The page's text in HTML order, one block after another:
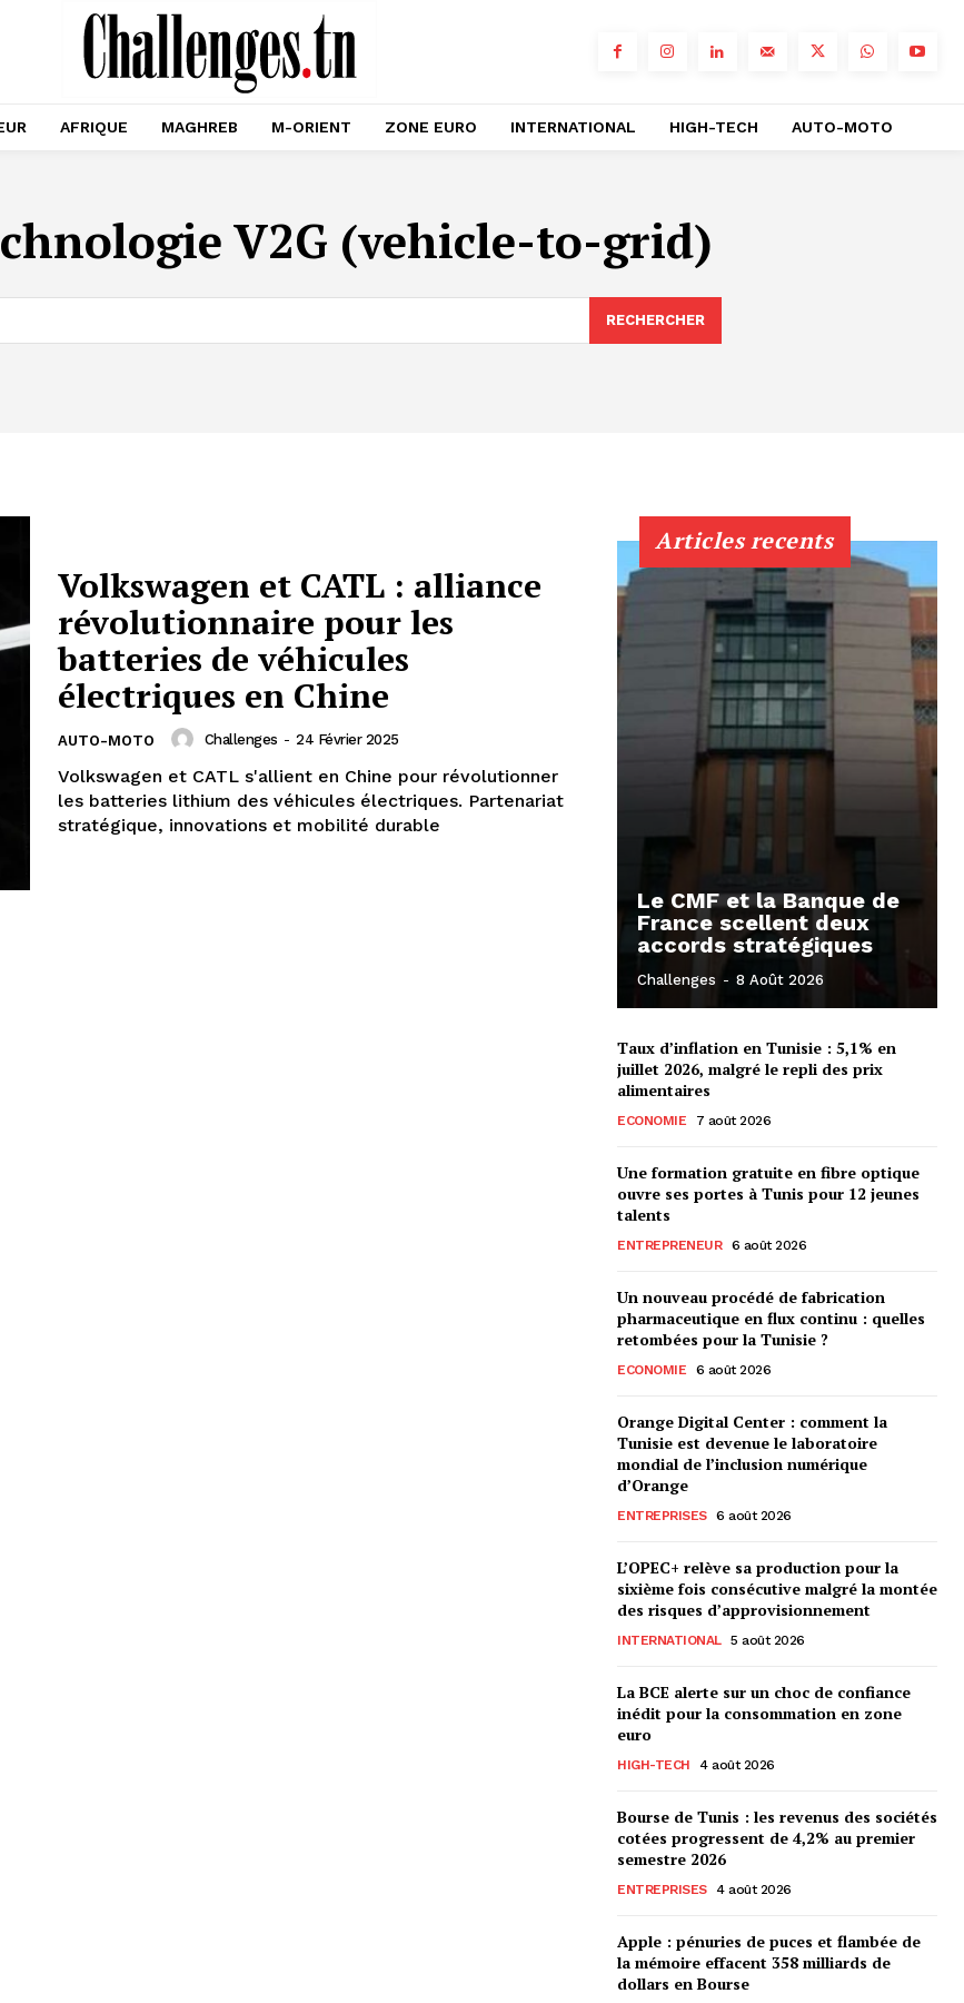
AFRIQUE MAGHREB M-ORIENT ZONE EURO INTERNATIONAL HIGH-TECH AUTO-MOTO
V2G (vehicle-to-grid)
RECHERCHER
Volkswagen et CATL : alliance
révolutionnaire pour les
batteries de véhicules
électriques en Chine
AUTO-MOTO Challenges - 24 Février 2025
Volkswagen et CATL s'allient en Chine pour révolutionner
les batteries lithium des véhicules électriques. Partenariat
stratégique, innovations et mobilité durable
Articles recents
Le CMF et la Banque de
France scellent deux
accords stratégiques
Challenges - 8 Août 2026
Taux d’inflation en Tunisie : 5,1% en
juillet 2026, malgré le repli des prix
alimentaires
ECONOMIE 7 août 2026
Une formation gratuite en fibre optique
ouvre ses portes à Tunis pour 12 jeunes
talents
ENTREPRENEUR 6 août 2026
Un nouveau procédé de fabrication
pharmaceutique en flux continu : quelles
retombées pour la Tunisie ?
ECONOMIE 6 août 2026
Orange Digital Center : comment la
Tunisie est devenue le laboratoire
mondial de l’inclusion numérique
d’Orange
ENTREPRISES 6 août 2026
L’OPEC+ relève sa production pour la
sixième fois consécutive malgré la montée
des risques d’approvisionnement
INTERNATIONAL 5 août 2026
La BCE alerte sur un choc de confiance
inédit pour la consommation en zone
euro
HIGH-TECH 4 août 2026
Bourse de Tunis : les revenus des sociétés
cotées progressent de 4,2% au premier
semestre 2026
ENTREPRISES 4 août 2026
Apple : pénuries de puces et flambée de
la mémoire effacent 358 milliards de
dollars en Bourse